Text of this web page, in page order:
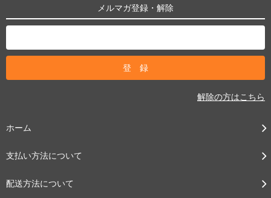
メルマガ登録・解除
解除の方はこちら
ホーム
支払い方法について
配送方法について